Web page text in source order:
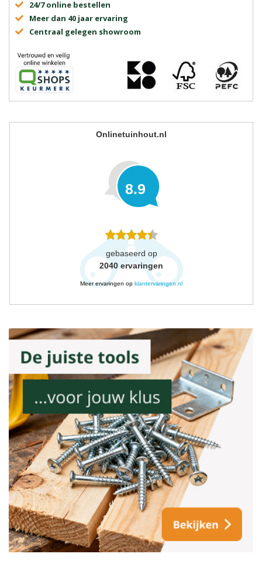
24/7 online bestellen
Meer dan 40 jaar ervaring
Centraal gelegen showroom
Onlinetuinhout.nl
8.9
gebaseerd op
2040 ervaringen
Meer ervaringen op klantervaringen.nl